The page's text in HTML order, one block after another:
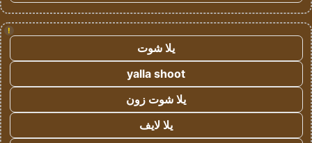
!
يلا شوت
yalla shoot
يلا شوت زون
يلا لايف